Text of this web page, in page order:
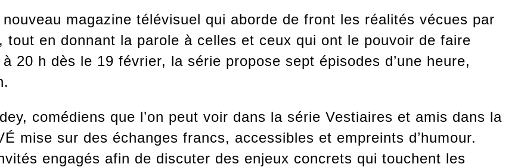
magazine télévisuel qui aborde de front les réalités vécues par
tout en donnant la parole à celles et ceux qui ont le pouvoir de faire
20 h dès le 19 février, la série propose sept épisodes d’une heure,
comédiens que l’on peut voir dans la série Vestiaires et amis dans la
mise sur des échanges francs, accessibles et empreints d’humour.
engagés afin de discuter des enjeux concrets qui touchent les